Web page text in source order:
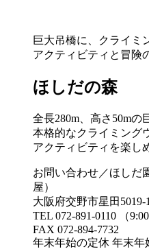
巨大吊橋に、クライミ
アクティビティと冒険
ほしだの森
全長280m、高さ50mの
本格的なクライミング
アクティビティを楽し
お問い合わせ／ほしだ
屋）
大阪府交野市星田5019-1
TEL 072-891-0110 （9:00
FAX 072-894-7732
年末年始の定休 年末年